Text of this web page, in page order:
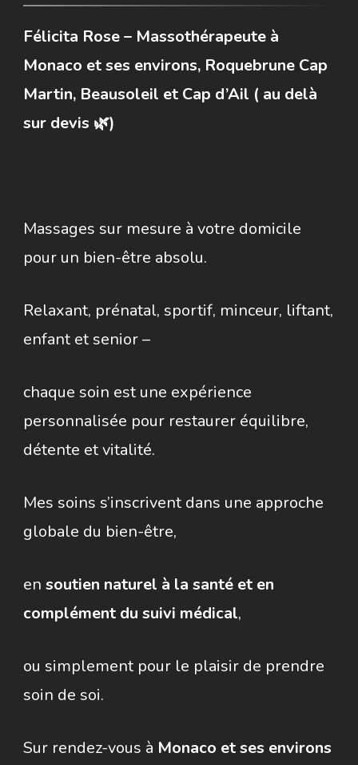
Félicita Rose – Massothérapeute à
Monaco et ses environs, Roquebrune Cap
Martin, Beausoleil et Cap d’Ail ( au delà
sur devis 🌿)
Massages sur mesure à votre domicile
pour un bien-être absolu.
Relaxant, prénatal, sportif, minceur, liftant,
enfant et senior –
chaque soin est une expérience
personnalisée pour restaurer équilibre,
détente et vitalité.
Mes soins s’inscrivent dans une approche
globale du bien-être,
en soutien naturel à la santé et en
complément du suivi médical,
ou simplement pour le plaisir de prendre
soin de soi.
Sur rendez-vous à Monaco et ses environs